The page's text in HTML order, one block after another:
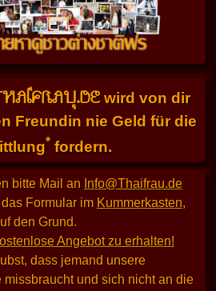
wird von dir
Freundin nie Geld für die
* fordern.
bitte Mail an Info@Thaifrau.de
Formular im Kummerkasten,
den Grund.
Angebot zu erhalten!
dass jemand unsere
missbraucht und sich nicht an die